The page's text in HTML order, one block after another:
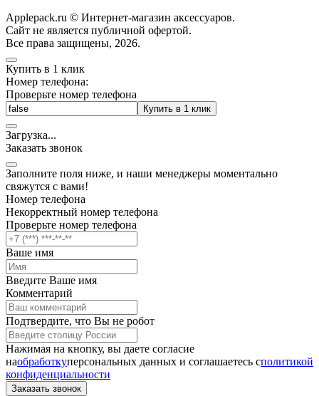
Applepack.ru © Интернет-магазин аксессуаров.
Cайт не является публичной офертой.
Все права защищены, 2026.
Купить в 1 клик
Номер телефона:
Проверьте номер телефона
Купить в 1 клик
Загрузка...
Заказать звонок
Заполните поля ниже, и наши менеджеры моментально
свяжутся с вами!
Номер телефона
Некорректный номер телефона
Проверьте номер телефона
Ваше имя
Введите Ваше имя
Комментарий
Подтвердите, что Вы не робот
Нажимая на кнопку, вы даете согласие
наобработкуперсональных данных и соглашаетесь cполитикой
конфиденциальности
Заказать звонок